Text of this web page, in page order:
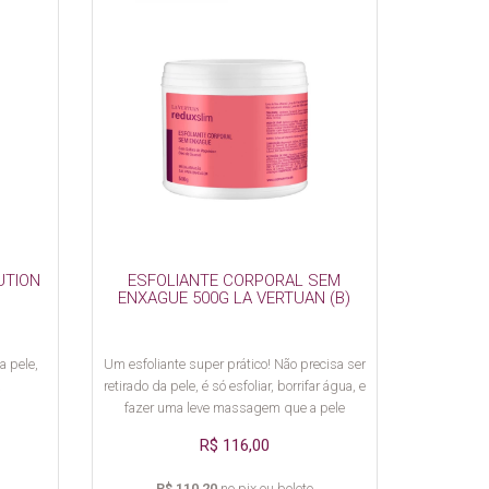
pele,
ESFOLIANTE CORPORAL SEM
ENXAGUE 500G LA VERTUAN (B)
Um esfoliante super prático! Não precisa ser
retirado da pele, é só esfoliar, borrifar água, e
fazer uma leve massagem que a pele
R$ 116,00